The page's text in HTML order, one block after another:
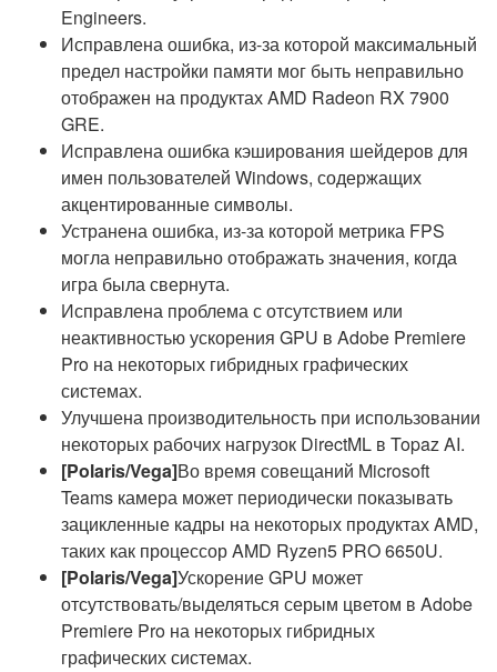
Engineers.
Исправлена ошибка, из-за которой максимальный
предел настройки памяти мог быть неправильно
отображен на продуктах AMD Radeon RX 7900
GRE.
Исправлена ошибка кэширования шейдеров для
имен пользователей Windows, содержащих
акцентированные символы.
Устранена ошибка, из-за которой метрика FPS
могла неправильно отображать значения, когда
игра была свернута.
Исправлена проблема с отсутствием или
неактивностью ускорения GPU в Adobe Premiere
Pro на некоторых гибридных графических
системах.
Улучшена производительность при использовании
некоторых рабочих нагрузок DirectML в Topaz AI.
[Polaris/Vega]Во время совещаний Microsoft
Teams камера может периодически показывать
зацикленные кадры на некоторых продуктах AMD,
таких как процессор AMD Ryzen5 PRO 6650U.
[Polaris/Vega]Ускорение GPU может
отсутствовать/выделяться серым цветом в Adobe
Premiere Pro на некоторых гибридных
графических системах.